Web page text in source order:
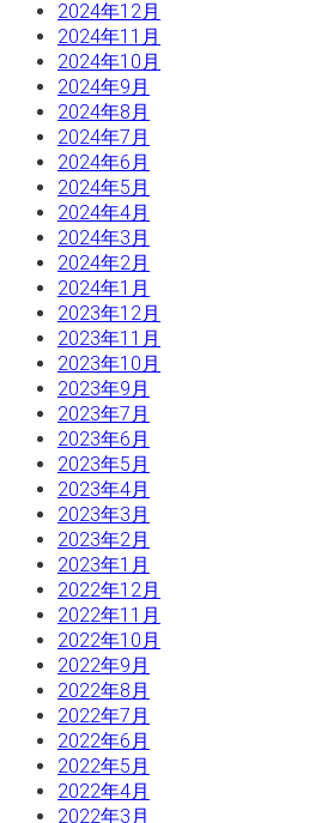
2024年12月
2024年11月
2024年10月
2024年9月
2024年8月
2024年7月
2024年6月
2024年5月
2024年4月
2024年3月
2024年2月
2024年1月
2023年12月
2023年11月
2023年10月
2023年9月
2023年7月
2023年6月
2023年5月
2023年4月
2023年3月
2023年2月
2023年1月
2022年12月
2022年11月
2022年10月
2022年9月
2022年8月
2022年7月
2022年6月
2022年5月
2022年4月
2022年3月